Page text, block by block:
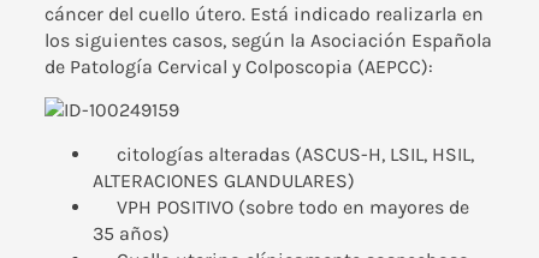
cáncer del cuello útero. Está indicado realizarla en
los siguientes casos, según la Asociación Española
de Patología Cervical y Colposcopia (AEPCC):
citologías alteradas (ASCUS-H, LSIL, HSIL,
ALTERACIONES GLANDULARES)
VPH POSITIVO(sobre todo en mayores de
35 años)